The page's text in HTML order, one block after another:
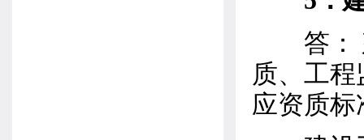
答： 建
质、工
应资质